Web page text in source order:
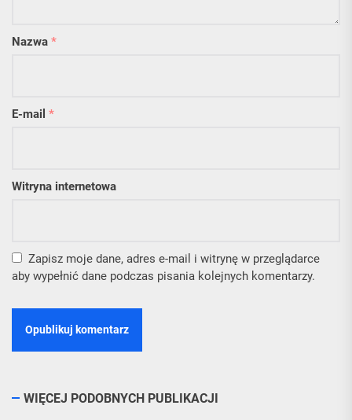
Nazwa *
E-mail *
Witryna internetowa
Zapisz moje dane, adres e-mail i witrynę w przeglądarce
aby wypełnić dane podczas pisania kolejnych komentarzy.
WIĘCEJ PODOBNYCH PUBLIKACJI